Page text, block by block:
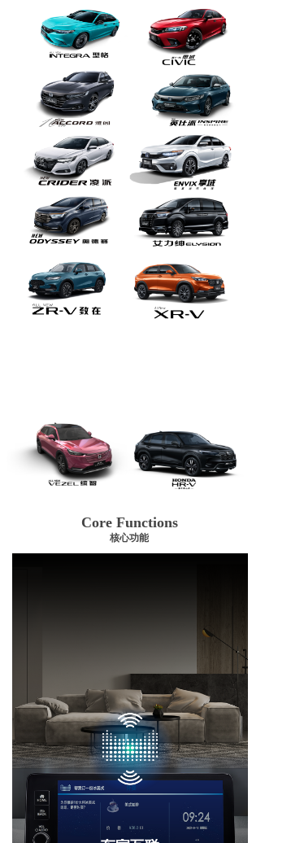
Core Functions
核心功能